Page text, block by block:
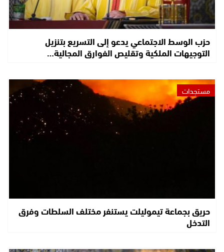
حزب الوسط الاجتماعي يدعو إلى التسريع بتنزيل
التوجيهات الملكية وتقليص الفوارق المجالية…
مستجدات
حريق بجماعة تيموليلت يستنفر مختلف السلطات وفرق
التدخل